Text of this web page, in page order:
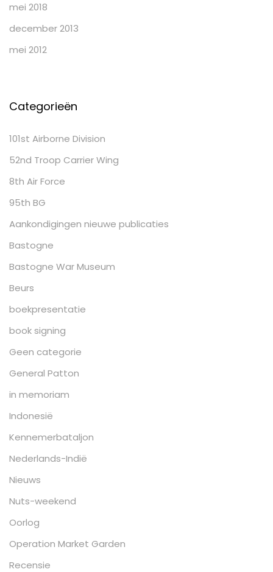
mei 2018
december 2013
mei 2012
Categorieën
101st Airborne Division
52nd Troop Carrier Wing
8th Air Force
95th BG
Aankondigingen nieuwe publicaties
Bastogne
Bastogne War Museum
Beurs
boekpresentatie
book signing
Geen categorie
General Patton
in memoriam
Indonesië
Kennemerbataljon
Nederlands-Indië
Nieuws
Nuts-weekend
Oorlog
Operation Market Garden
Recensie